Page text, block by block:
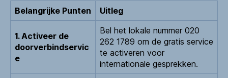
Belangrijke Punten Uitleg
1. Activeer de
doorverbindservic
e
Bel het lokale nummer 020
262 1789 om de gratis service
te activeren voor
internationale gesprekken.